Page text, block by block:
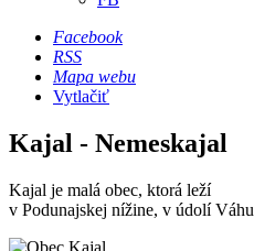
Facebook
RSS
Mapa webu
Vytlačiť
Kajal - Nemeskajal
Kajal je malá obec, ktorá leží
v Podunajskej nížine, v údolí Váhu